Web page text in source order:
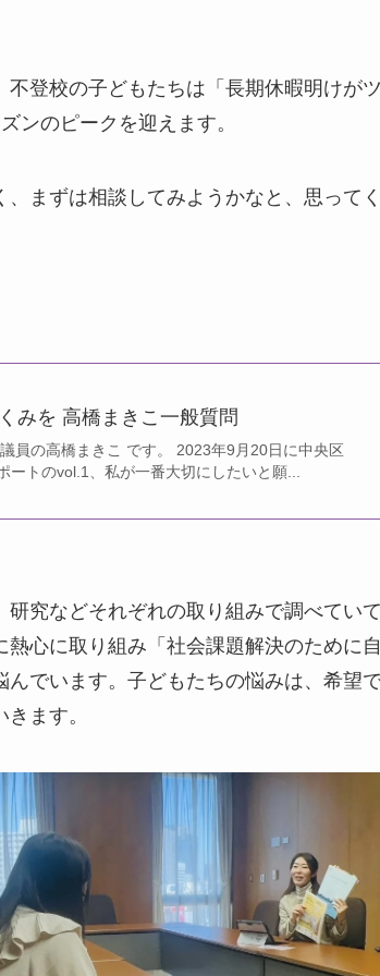
登校の子どもたちは「長期休暇明けが
ンのピークを迎えます。
まずは相談してみようかなと、思って
みを 高橋まきこ一般質問
員の高橋まきこ です。 2023年9月20日に中央区
トのvol.1、私が一番大切にしたいと願...
究などそれぞれの取り組みで調べてい
心に取り組み「社会課題解決のために
でいます。子どもたちの悩みは、希望
ます。